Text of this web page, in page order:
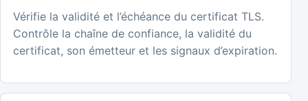
Vérifie la validité et l’échéance du certificat TLS.
Contrôle la chaîne de confiance, la validité du
certificat, son émetteur et les signaux d’expiration.